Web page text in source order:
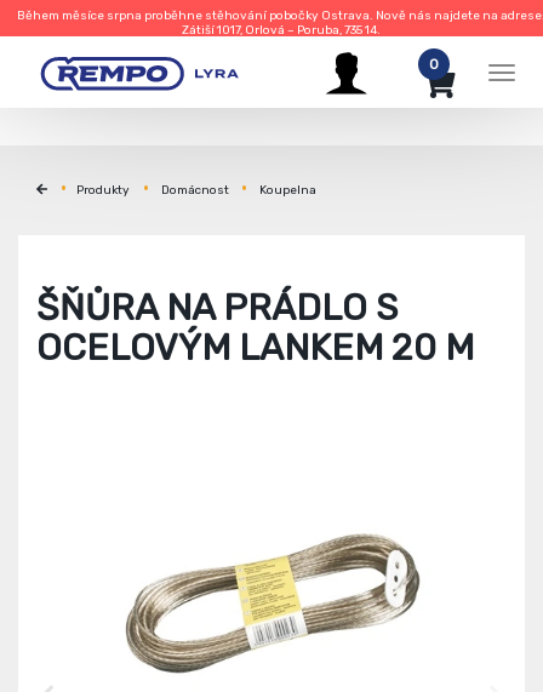
Během měsíce srpna proběhne stěhování pobočky Ostrava. Nově nás najdete na
Zátiší 1017, Orlová – Poruba, 735 14.
0
Produkty Domácnost Koupelna
ŠŇŮRA NA PRÁDLO S
OCELOVÝM LANKEM 20 M